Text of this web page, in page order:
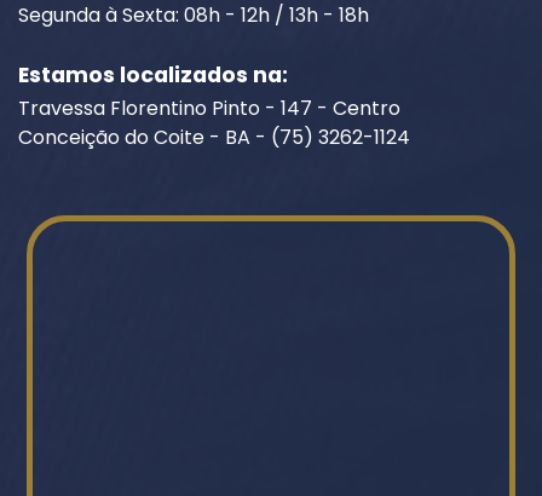
Segunda à Sexta: 08h - 12h / 13h - 18h
Estamos localizados na:
Travessa Florentino Pinto - 147 - Centro
Conceição do Coite - BA - (75) 3262-1124